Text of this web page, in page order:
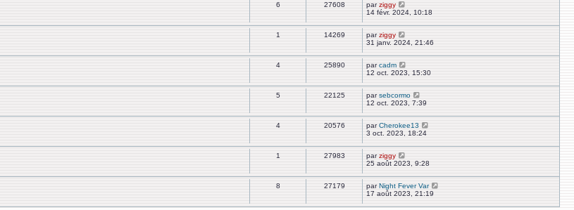
6 27608 parziggy
14 févr. 2024, 10:18
1 14269 parziggy
31 janv. 2024, 21:46
4 25890 parcadm
12 oct. 2023, 15:30
5 22125 parsebcormo
12 oct. 2023, 7:39
4 20576 parCherokee13
3 oct. 2023, 18:24
1 27983 parziggy
25 août 2023, 9:28
8 27179 parNight Fever Var
17 août 2023, 21:19